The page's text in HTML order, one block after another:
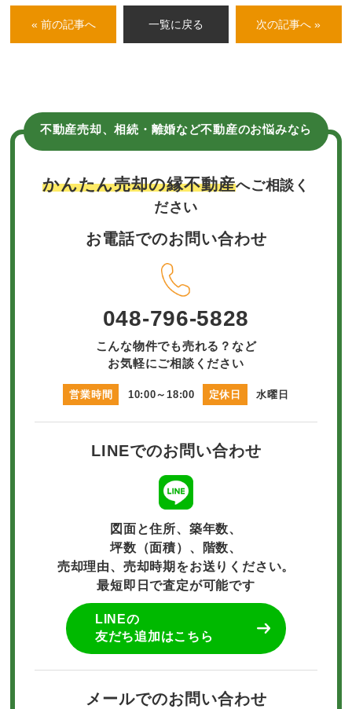
« 前の記事へ 一覧に戻る 次の記事へ »
不動産売却、相続・離婚など不動産のお悩みなら
かんたん売却の縁不動産へご相談く
ださい
お電話でのお問い合わせ
048-796-5828
こんな物件でも売れる？など
お気軽にご相談ください
営業時間 10:00～18:00 定休日 水曜日
LINEでのお問い合わせ
図面と住所、築年数、
坪数（面積）、階数、
売却理由、売却時期をお送りください。
最短即日で査定が可能です
LINEの
友だち追加はこちら
メールでのお問い合わせ